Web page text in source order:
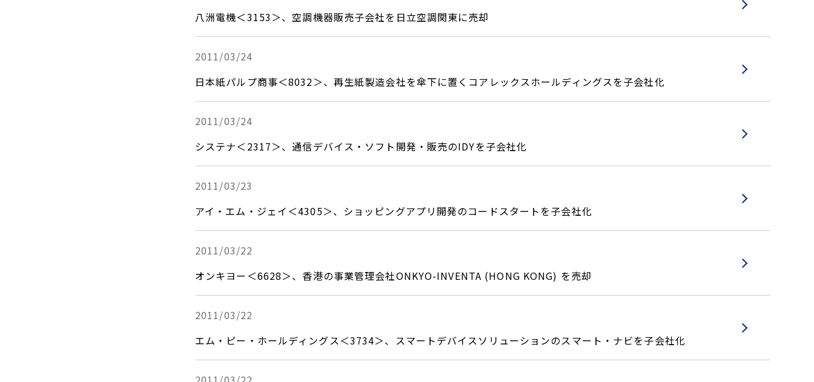
八洲電機＜3153＞、空調機器販売子会社を日立空調関東に売却
2011/03/24
日本紙パルプ商事＜8032＞、再生紙製造会社を傘下に置くコアレックスホールディングスを子会社化
2011/03/24
システナ＜2317＞、通信デバイス・ソフト開発・販売のIDYを子会社化
2011/03/23
アイ・エム・ジェイ＜4305＞、ショッピングアプリ開発のコードスタートを子会社化
2011/03/22
オンキヨー＜6628＞、香港の事業管理会社ONKYO-INVENTA (HONG KONG) を売却
2011/03/22
エム・ピー・ホールディングス＜3734＞、スマートデバイスソリューションのスマート・ナビを子会社化